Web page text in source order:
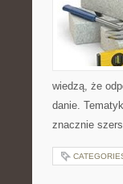
wiedzą, że
danie.
znacznie